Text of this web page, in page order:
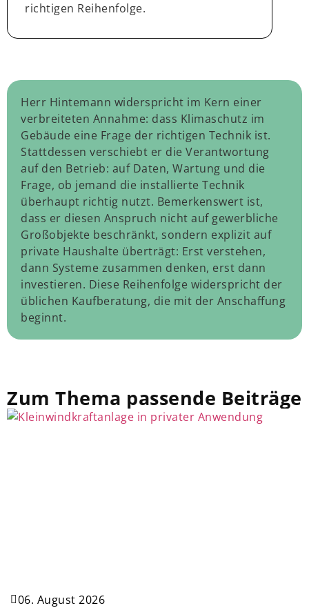
richtigen Reihenfolge.
Herr Hintemann widerspricht im Kern einer
verbreiteten Annahme: dass Klimaschutz im
Gebäude eine Frage der richtigen Technik ist.
Stattdessen verschiebt er die Verantwortung
auf den Betrieb: auf Daten, Wartung und die
Frage, ob jemand die installierte Technik
überhaupt richtig nutzt. Bemerkenswert ist,
dass er diesen Anspruch nicht auf gewerbliche
Großobjekte beschränkt, sondern explizit auf
private Haushalte überträgt: Erst verstehen,
dann Systeme zusammen denken, erst dann
investieren. Diese Reihenfolge widerspricht der
üblichen Kaufberatung, die mit der Anschaffung
beginnt.
Zum Thema passende Beiträge
06. August 2026